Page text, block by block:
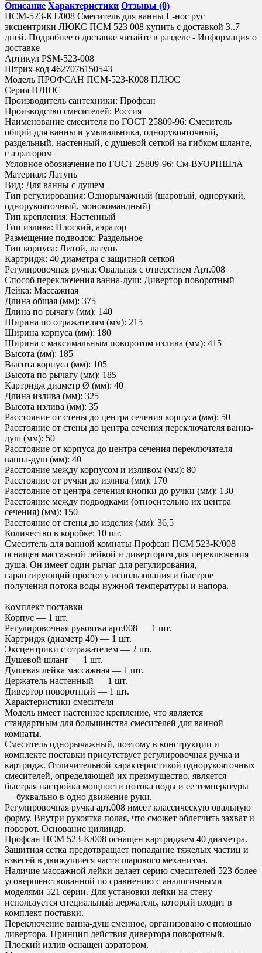
Описание Характеристики Отзывы (0)
ПСМ-523-КТ/008 Смеситель для ванны L-нос рус
эксцентрики ЛЮКС ПСМ 523 008 купить с доставкой 3..7
дней. Подробнее о доставке читайте в разделе - Информация о
доставке
Артикул PSM-523-008
Штрих-код 4627076150543
Модель ПРОФСАН ПСМ-523-К008 ПЛЮС
Серия ПЛЮС
Производитель сантехники: Профсан
Производство смесителей: Россия
Наименование смесителя по ГОСТ 25809-96: Смеситель
общий для ванны и умывальника, однорукояточный,
раздельный, настенный, с душевой сеткой на гибком шланге,
с аэратором
Условное обозначение по ГОСТ 25809-96: См-ВУОРНШлА
Материал: Латунь
Вид: Для ванны с душем
Тип регулирования: Однорычажный (шаровый, однорукий,
однорукояточный, монокомандный)
Тип крепления: Настенный
Тип излива: Плоский, аэратор
Размещение подводок: Раздельное
Тип корпуса: Литой, латунь
Картридж: 40 диаметра с защитной сеткой
Регулировочная ручка: Овальная с отверстием Арт.008
Способ переключения ванна-душ: Дивертор поворотный
Лейка: Массажная
Длина общая (мм): 375
Длина по рычагу (мм): 140
Ширина по отражателям (мм): 215
Ширина корпуса (мм): 180
Ширина с максимальным поворотом излива (мм): 415
Высота (мм): 185
Высота корпуса (мм): 105
Высота по рычагу (мм): 185
Картридж диаметр Ø (мм): 40
Длина излива (мм): 325
Высота излива (мм): 35
Расстояние от стены до центра сечения корпуса (мм): 50
Расстояние от стены до центра сечения переключателя ванна-
душ (мм): 50
Расстояние от корпуса до центра сечения переключателя
ванна-душ (мм): 40
Расстояние между корпусом и изливом (мм): 80
Расстояние от ручки до излива (мм): 170
Расстояние от центра сечения кнопки до ручки (мм): 130
Расстояние между подводками (относительно их центра
сечения) (мм): 150
Расстояние от стены до изделия (мм): 36,5
Количество в коробке: 10 шт.
Смеситель для ванной комнаты Профсан ПСМ 523-К/008
оснащен массажной лейкой и дивертором для переключения
душа. Он имеет один рычаг для регулирования,
гарантирующий простоту использования и быстрое
получения потока воды нужной температуры и напора.
Комплект поставки
Корпус — 1 шт.
Регулировочная рукоятка арт.008 — 1 шт.
Картридж (диаметр 40) — 1 шт.
Эксцентрики с отражателем — 2 шт.
Душевой шланг — 1 шт.
Душевая лейка массажная — 1 шт.
Держатель настенный — 1 шт.
Дивертор поворотный — 1 шт.
Характеристики смесителя
Модель имеет настенное крепление, что является
стандартным для большинства смесителей для ванной
комнаты.
Смеситель однорычажный, поэтому в конструкции и
комплекте поставки присутствует регулировочная ручка и
картридж. Отличительной характеристикой однорукояточных
смесителей, определяющей их преимущество, является
быстрая настройка мощности потока воды и ее температуры
— буквально в одно движение руки.
Регулировочная ручка арт.008 имеет классическую овальную
форму. Внутри рукоятка полая, что сможет облегчить захват и
поворот. Основание цилиндр.
Профсан ПСМ 523-К/008 оснащен картриджем 40 диаметра.
Защитная сетка предотвращает попадание тяжелых частиц и
взвесей в движущиеся части шарового механизма.
Наличие массажной лейки делает серию смесителей 523 более
усовершенствованной по сравнению с аналогичными
моделями 521 серии. Для установки лейки на стену
используется специальный держатель, который входит в
комплект поставки.
Переключение ванна-душ сменное, организовано с помощью
дивертора. Принцип действия дивертора поворотный.
Плоский излив оснащен аэратором.